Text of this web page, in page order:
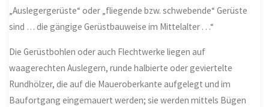
„Auslegergerüste“ oder „fliegende bzw. schwebende“ Gerüste
sind … die gängige Gerüstbauweise im Mittelalter . . .“
Die Gerüstbohlen oder auch Flechtwerke liegen auf
waagerechten Auslegern, runde halbierte oder geviertelte
Rundhölzer, die auf die Maueroberkante aufgelegt und im
Baufortgang eingemauert werden; sie werden mittels Bügen